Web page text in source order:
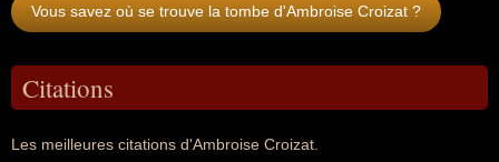
Vous savez où se trouve la tombe d'Ambroise Croizat ?
Citations
Les meilleures citations d'Ambroise Croizat.